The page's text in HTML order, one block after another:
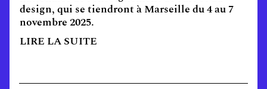
design, qui se tiendront à Marseille du 4 au 7
novembre 2025.
LIRE LA SUITE